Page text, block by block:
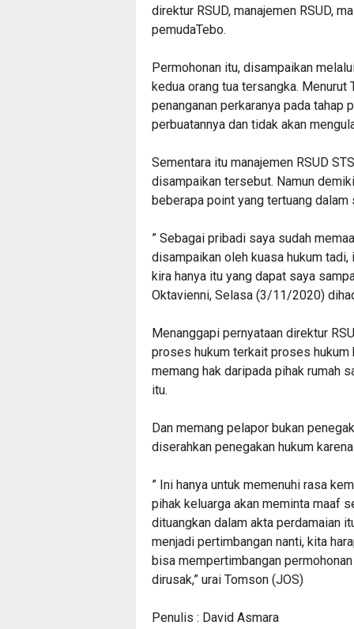
direktur RSUD, manajemen RSUD,
pemudaTebo.
Permohonan itu, disampaikan
kedua orang tua tersangka.
penanganan perkaranya pada tahap
perbuatannya dan tidak akan
Sementara itu manajemen RSUD
disampaikan tersebut. Namun
beberapa point yang tertuang dalam
” Sebagai pribadi saya sudah
disampaikan oleh kuasa hukum
kira hanya itu yang dapat saya
Oktavienni, Selasa (3/11/2020)
Menanggapi pernyataan direktur
proses hukum terkait proses hukum
memang hak daripada pihak rumah
itu.
Dan memang pelapor bukan
diserahkan penegakan hukum
” Ini hanya untuk memenuhi rasa
pihak keluarga akan meminta maaf
dituangkan dalam akta perdamaian
menjadi pertimbangan nanti, kita
bisa mempertimbangan
dirusak,” urai Tomson (JOS)
Penulis : David Asmara